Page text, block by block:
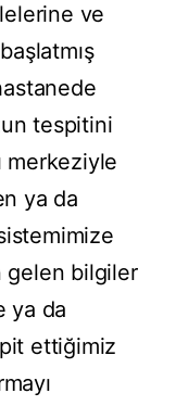
ve
tespitini
merkeziyle
ya da
gelen bilgiler
ya da
ettiğimiz